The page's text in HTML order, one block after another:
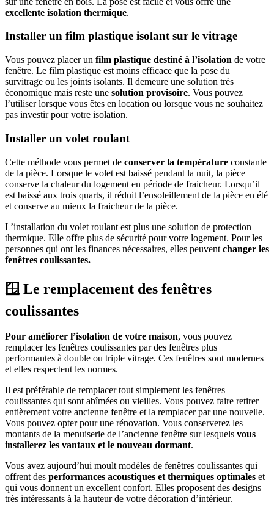
excellente isolation thermique.
Installer un film plastique isolant sur le vitrage
Vous pouvez placer un film plastique destiné à l’isolation de votre
fenêtre. Le film plastique est moins efficace que la pose du
survitrage ou les joints isolants. Il demeure une solution très
économique mais reste une solution provisoire. Vous pouvez
l’utiliser lorsque vous êtes en location ou lorsque vous ne souhaitez
pas investir pour votre isolation.
Installer un volet roulant
Cette méthode vous permet de conserver la température constante
de la pièce. Lorsque le volet est baissé pendant la nuit, la pièce
conserve la chaleur du logement en période de fraicheur. Lorsqu’il
est baissé aux trois quarts, il réduit l’ensoleillement de la pièce en été
et conserve au mieux la fraicheur de la pièce.
L’installation du volet roulant est plus une solution de protection
thermique. Elle offre plus de sécurité pour votre logement. Pour les
personnes qui ont les finances nécessaires, elles peuvent changer les
fenêtres coulissantes.
🪟 Le remplacement des fenêtres
coulissantes
Pour améliorer l’isolation de votre maison, vous pouvez
remplacer les fenêtres coulissantes par des fenêtres plus
performantes à double ou triple vitrage. Ces fenêtres sont modernes
et elles respectent les normes.
Il est préférable de remplacer tout simplement les fenêtres
coulissantes qui sont abîmées ou vieilles. Vous pouvez faire retirer
entièrement votre ancienne fenêtre et la remplacer par une nouvelle.
Vous pouvez opter pour une rénovation. Vous conserverez les
montants de la menuiserie de l’ancienne fenêtre sur lesquels vous
installerez les vantaux et le nouveau dormant.
Vous avez aujourd’hui moult modèles de fenêtres coulissantes qui
offrent des performances acoustiques et thermiques optimales et
qui vous donnent un excellent confort. Elles proposent des designs
très intéressants à la hauteur de votre décoration d’intérieur.